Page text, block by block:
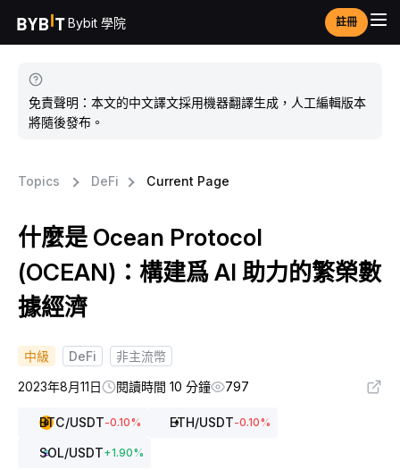
Bybit 學院 註冊
免責聲明：本文的中文譯文採用機器翻譯生成，人工編輯版本
將隨後發布。
Topics DeFi Current Page
什麼是 Ocean Protocol
(OCEAN)：構建爲 AI 助力的繁榮數
據經濟
中級 DeFi
非主流幣
2023年8月11日
閱讀時間 10 分鐘 797
BTC/USDT-0.10% ETH/USDT-0.10%
SOL/USDT+1.90%